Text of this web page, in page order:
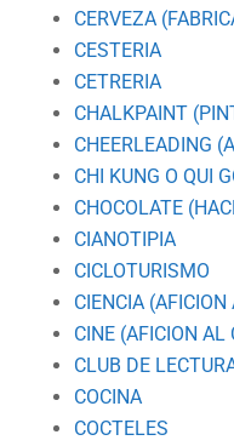
CERVEZA
CESTERIA
CETRERIA
CHALKPAINT
CHEERLEADING
CHI KUNG O QUI
CHOCOLATE
CIANOTIPIA
CICLOTURISMO
CIENCIA (AFICION
CINE (AFICION AL
CLUB DE
COCINA
COCTELES